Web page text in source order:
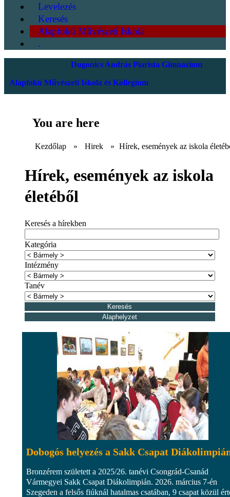
Levelezés
Keresés
Alapfokú Művészeti Iskola
.
Dugonics András Piarista Gimnázium
Alapfokú Művészeti Iskola és Kollégium
You are here
Kezdőlap » Hirek » Hírek, események az iskola
Hírek, események az iskola
életéből
Keresés a hírekben
Kategória
Intézmény
Tanév
Dobogós helyezés a Sakk Csapat
Bronzérem született a 2025/26. tanévi Csongrád-Csanád
Vármegyei Sakk Csapat Diákolimpián. 2026. március 7-én
Szegeden a felsős fiúknál hatalmas csatában, 9 csapat közül